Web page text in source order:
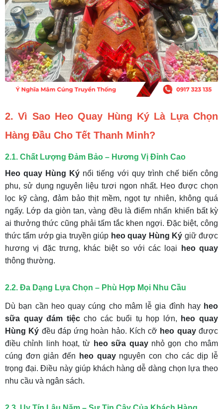
2. Vì Sao Heo Quay Hùng Ký Là Lựa Chọn
Hàng Đầu Cho Tết Thanh Minh?
2.1. Chất Lượng Đảm Bảo – Hương Vị Đỉnh Cao
Heo quay Hùng Ký nổi tiếng với quy trình chế biến công
phu, sử dụng nguyên liệu tươi ngon nhất. Heo được chọn
lọc kỹ càng, đảm bảo thịt mềm, ngọt tự nhiên, không quá
ngấy. Lớp da giòn tan, vàng đều là điểm nhấn khiến bất kỳ
ai thưởng thức cũng phải tấm tắc khen ngợi. Đặc biệt, công
thức tẩm ướp gia truyền giúp heo quay Hùng Ký giữ được
hương vị đặc trưng, khác biệt so với các loại
heo quay
thông thường.
2.2. Đa Dạng Lựa Chọn – Phù Hợp Mọi Nhu Cầu
Dù bạn cần heo quay cúng cho mâm lễ gia đình hay heo
sữa quay đám tiệccho các buổi tụ họp lớn,
heo quay
Hùng Ký đều đáp ứng hoàn hảo. Kích cỡ heo quayđược
điều chỉnh linh hoạt, từ heo sữa quaynhỏ gọn cho mâm
cúng đơn giản đến
heo quaynguyên con cho các dịp lễ
trọng đại. Điều này giúp khách hàng dễ dàng chọn lựa theo
nhu cầu và ngân sách.